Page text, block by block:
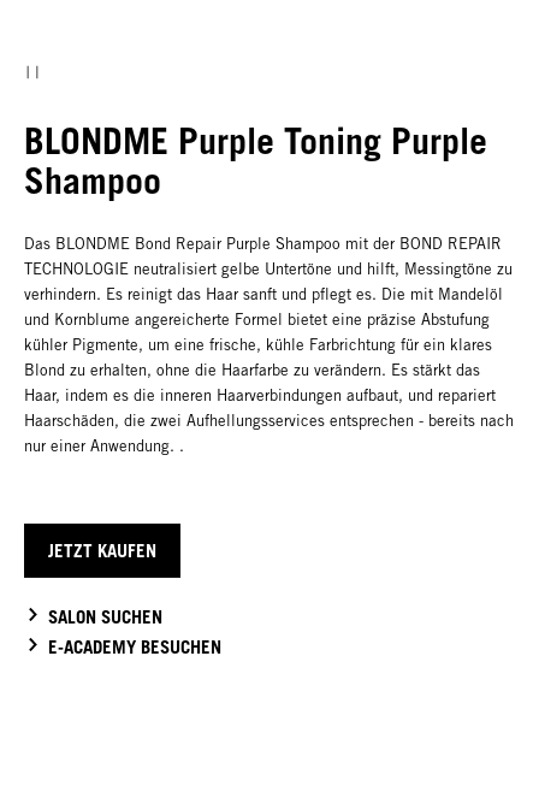
BLONDME Purple Toning Purple
Shampoo
Das BLONDME Bond Repair Purple Shampoo mit der BOND REPAIR
TECHNOLOGIE neutralisiert gelbe Untertöne und hilft, Messingtöne zu
verhindern. Es reinigt das Haar sanft und pflegt es. Die mit Mandelöl
und Kornblume angereicherte Formel bietet eine präzise Abstufung
kühler Pigmente, um eine frische, kühle Farbrichtung für ein klares
Blond zu erhalten, ohne die Haarfarbe zu verändern. Es stärkt das
Haar, indem es die inneren Haarverbindungen aufbaut, und repariert
Haarschäden, die zwei Aufhellungsservices entsprechen - bereits nach
nur einer Anwendung. .
JETZT KAUFEN
SALON SUCHEN
E-ACADEMY BESUCHEN